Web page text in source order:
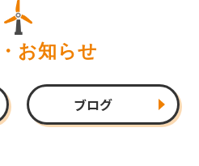
お知らせ
ブログ